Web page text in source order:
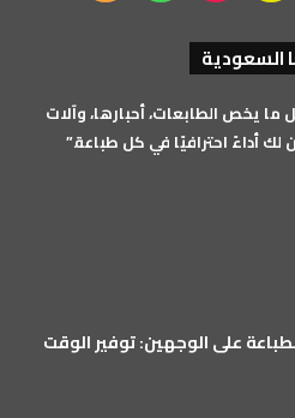
السعودية
يخص الطابعات، أحبارها، وآلات
أداءً احترافيًا في كل طباعة.”
على الوجهين: توفير الوقت